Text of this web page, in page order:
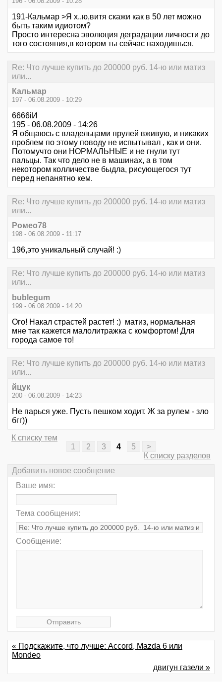
191-Кальмар >Я х..ю,витя скажи как в 50 лет можно
быть таким идиотом?
Просто интересна эволюция деградации личности до
того состояния,в котором ты сейчас находишься.
Re: Что лучше купить до 200000 руб. 14-ю или матиз
или...
Кальмар
197 - 06.08.2009 - 10:29
6666iИ
195 - 06.08.2009 - 14:26
Я общаюсь с владельцами прулей вживую, и никаких
проблем по этому поводу не испытывал , как и они.
Потомучто они НОРМАЛЬНЫЕ и не гнули тут
пальцы. Так что дело не в машинах, а в том
некотором колличестве быдла, рисующегося тут
перед непанятно кем.
Re: Что лучше купить до 200000 руб. 14-ю или матиз
или...
Ромео78
198 - 06.08.2009 - 11:17
196,это уникальный случай! :)
Re: Что лучше купить до 200000 руб. 14-ю или матиз
или...
bublegum
199 - 06.08.2009 - 14:20
Ого! Накал страстей растет! :) матиз, нормальная
мне так кажется малолитражка с комфортом! Для
города самое то!
Re: Что лучше купить до 200000 руб. 14-ю или матиз
или...
йцук
200 - 06.08.2009 - 14:23
Не парься уже. Пусть пешком ходит. Ж за рулем - зло
бгг))
К списку тем
1
2 3 4 5
>
К списку разделов
Добавить новое сообщение
Ваше имя:
Тема сообщения:
Сообщение:
« Подскажите, что лучше: Accord, Mazda 6 или
Mondeo
двигун газели »